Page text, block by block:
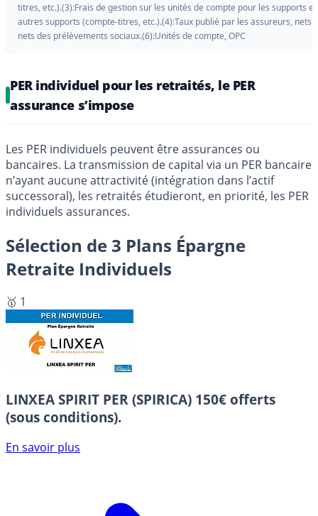
titres, etc.).(3):Frais de gestion sur les unités de compte pour les supports
autres supports (compte-titres, etc.).(4):Taux publié par les assureurs,
nets des prélèvements sociaux.(6):Unités de compte, OPC
PER individuel pour les retraités, le PER
assurance s’impose
Les PER individuels peuvent être assurances ou
bancaires. La transmission de capital via un PER bancaire
n’ayant aucune attractivité (intégration dans l’actif
successoral), les retraités étudieront, en priorité, les PER
individuels assurances.
Sélection de 3 Plans Épargne
Retraite Individuels
🥇 1
LINXEA SPIRIT PER (SPIRICA) 150€ offerts
(sous conditions).
En savoir plus